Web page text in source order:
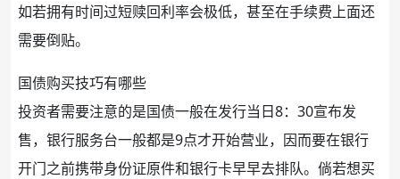
如若拥有时间过短赎回利率会极低，甚至在手续费上面还
需要倒贴。
国债购买技巧有哪些
投资者需要注意的是国债一般在发行当日8：30宣布发
售，银行服务台一般都是9点才开始营业，因而要在银行
开门之前携带身份证原件和银行卡早早去排队。倘若想买